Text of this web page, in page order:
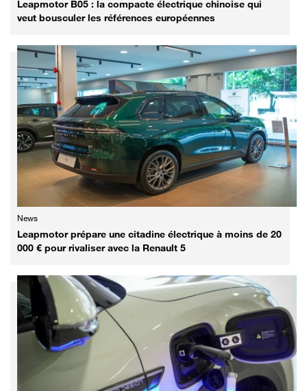
Leapmotor B05 : la compacte électrique chinoise qui
veut bousculer les références européennes
News
Leapmotor prépare une citadine électrique à moins de 20
000 € pour rivaliser avec la Renault 5